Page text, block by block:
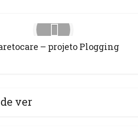
– projeto Plogging
ver